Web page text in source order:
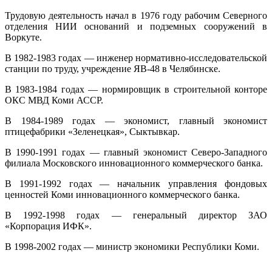
Трудовую деятельность начал в 1976 году рабочим Северного
отделения НИИ оснований и подземных сооружений в
Воркуте.
В 1982-1983 годах — инженер нормативно-исследовательской
станции по труду, учреждение ЯВ-48 в Челябинске.
В 1983-1984 годах — нормировщик в строительной конторе
ОКС МВД Коми АССР.
В 1984-1989 годах — экономист, главный экономист
птицефабрики «Зеленецкая», Сыктывкар.
В 1990-1991 годах — главный экономист Северо-Западного
филиала Московского инновационного коммерческого банка.
В 1991-1992 годах — начальник управления фондовых
ценностей Коми инновационного коммерческого банка.
В 1992-1998 годах — генеральный директор ЗАО
«Корпорация ИФК».
В 1998-2002 годах — министр экономики Республики Коми.